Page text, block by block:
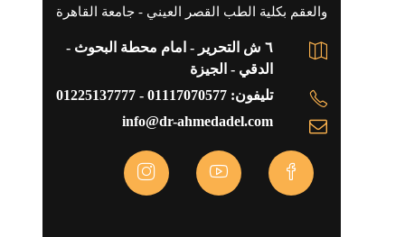
والعقم بكلية الطب القصر العيني - جامعة القاهرة
٦ ش التحرير - امام محطة البحوث -
الدقي - الجيزة
تليفون: 01117070577 - 01225137777
info@dr-ahmedadel.com